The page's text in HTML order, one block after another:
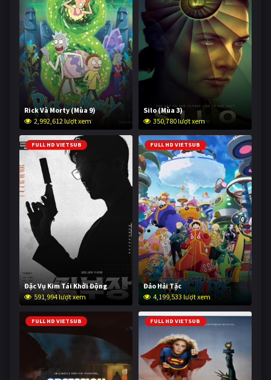
Rick Và Morty (Mùa 9)
2,992,612 lượt xem
Silo (Mùa 3)
350,780 lượt xem
FULL HD VIETSUB
Đặc Vụ Kim Tái Khởi Động
591,994 lượt xem
FULL HD VIETSUB
Đảo Hải Tặc
4,199,533 lượt xem
FULL HD VIETSUB FULL HD VIETSUB